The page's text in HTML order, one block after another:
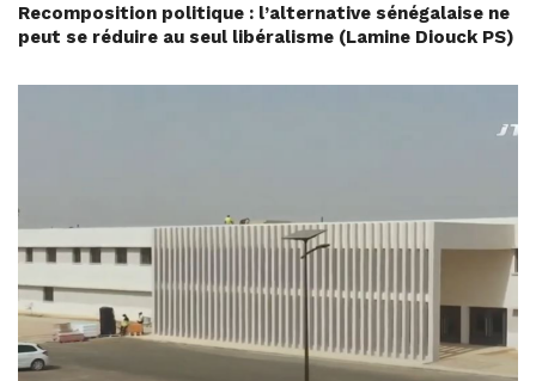
Recomposition politique : l’alternative sénégalaise ne
peut se réduire au seul libéralisme (Lamine Diouck PS)